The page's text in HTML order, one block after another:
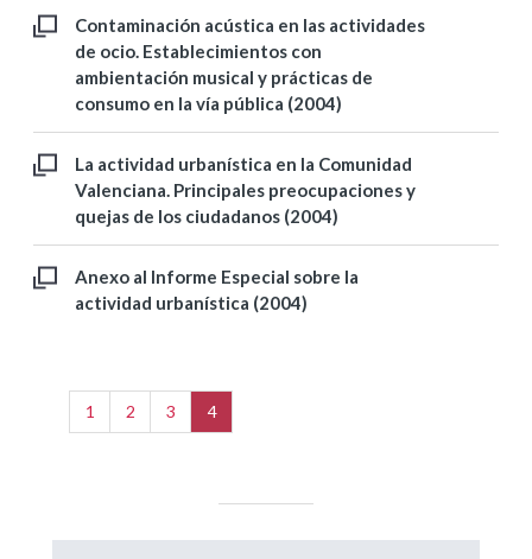
Contaminación acústica en las actividades
de ocio. Establecimientos con
ambientación musical y prácticas de
consumo en la vía pública (2004)
La actividad urbanística en la Comunidad
Valenciana. Principales preocupaciones y
quejas de los ciudadanos (2004)
Anexo al Informe Especial sobre la
actividad urbanística (2004)
1 2 3 4